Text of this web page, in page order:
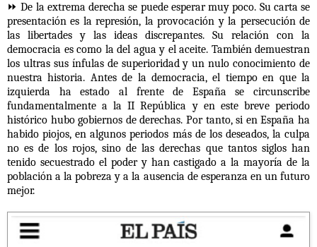
⏩ De la extrema derecha se puede esperar muy poco. Su carta se
presentación es la represión, la provocación y la persecución de
las libertades y las ideas discrepantes. Su relación con la
democracia es como la del agua y el aceite. También demuestran
los ultras sus ínfulas de superioridad y un nulo conocimiento de
nuestra historia. Antes de la democracia, el tiempo en que la
izquierda ha estado al frente de España se circunscribe
fundamentalmente a la II República y en este breve periodo
histórico hubo gobiernos de derechas. Por tanto, si en España ha
habido piojos, en algunos periodos más de los deseados, la culpa
no es de los rojos, sino de las derechas que tantos siglos han
tenido secuestrado el poder y han castigado a la mayoría de la
población a la pobreza y a la ausencia de esperanza en un futuro
mejor.